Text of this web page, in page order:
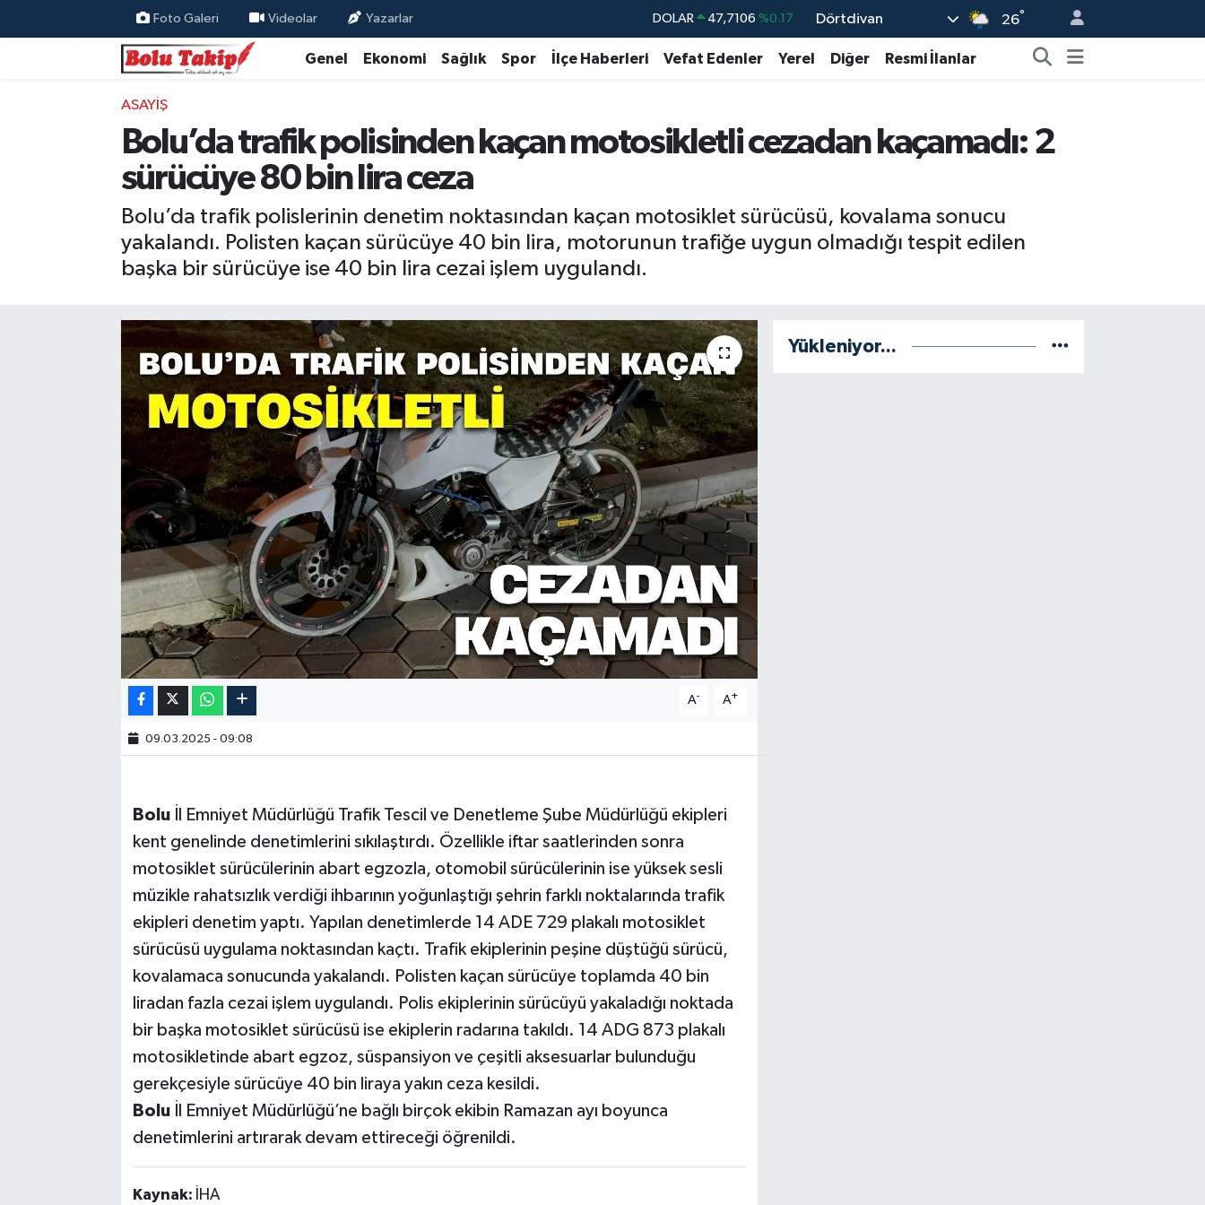
Foto Galeri Videolar Yazarlar DOLAR 47,7106 %0.17
EURO 55,1652 %0.27
BİST100 13.773 %-19
Dörtdivan 26°
Genel Ekonomi Sağlık Spor İlçe Haberleri Vefat Edenler Yerel Diğer Resmi İlanlar
ASAYIŞ
Bolu’da trafik polisinden kaçan motosikletli cezadan kaçamadı: 2
sürücüye 80 bin lira ceza
Bolu’da trafik polislerinin denetim noktasından kaçan motosiklet sürücüsü, kovalama sonucu
yakalandı. Polisten kaçan sürücüye 40 bin lira, motorunun trafiğe uygun olmadığı tespit edilen
başka bir sürücüye ise 40 bin lira cezai işlem uygulandı.
A- A+
09.03.2025 - 09:08
Boluİl Emniyet Müdürlüğü Trafik Tescil ve Denetleme Şube Müdürlüğü ekipleri
kent genelinde denetimlerini sıkılaştırdı. Özellikle iftar saatlerinden sonra
motosiklet sürücülerinin abart egzozla, otomobil sürücülerinin ise yüksek sesli
müzikle rahatsızlık verdiği ihbarının yoğunlaştığı şehrin farklı noktalarında trafik
ekipleri denetim yaptı. Yapılan denetimlerde 14 ADE 729 plakalı motosiklet
sürücüsü uygulama noktasından kaçtı. Trafik ekiplerinin peşine düştüğü sürücü,
kovalamaca sonucunda yakalandı. Polisten kaçan sürücüye toplamda 40 bin
liradan fazla cezai işlem uygulandı. Polis ekiplerinin sürücüyü yakaladığı noktada
bir başka motosiklet sürücüsü ise ekiplerin radarına takıldı. 14 ADG 873 plakalı
motosikletinde abart egzoz, süspansiyon ve çeşitli aksesuarlar bulunduğu
gerekçesiyle sürücüye 40 bin liraya yakın ceza kesildi.
Boluİl Emniyet Müdürlüğü’ne bağlı birçok ekibin Ramazan ayı boyunca
denetimlerini artırarak devam ettireceği öğrenildi.
Kaynak: İHA
Yükleniyor...